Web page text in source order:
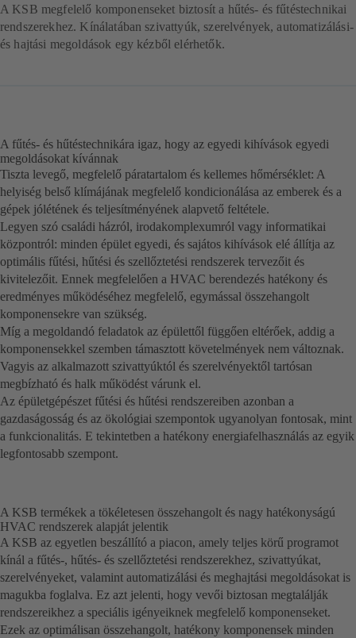
A KSB megfelelő komponenseket biztosít a hűtés- és fűtéstechnikai
rendszerekhez. Kínálatában szivattyúk, szerelvények, automatizálási-
és hajtási megoldások egy kézből elérhetők.
A fűtés- és hűtéstechnikára igaz, hogy az egyedi kihívások egyedi
megoldásokat kívánnak
Tiszta levegő, megfelelő páratartalom és kellemes hőmérséklet: A
helyiség belső klímájának megfelelő kondicionálása az emberek és a
gépek jólétének és teljesítményének alapvető feltétele.
Legyen szó családi házról, irodakomplexumról vagy informatikai
központról: minden épület egyedi, és sajátos kihívások elé állítja az
optimális fűtési, hűtési és szellőztetési rendszerek tervezőit és
kivitelezőit. Ennek megfelelően a HVAC berendezés hatékony és
eredményes működéséhez megfelelő, egymással összehangolt
komponensekre van szükség.
Míg a megoldandó feladatok az épülettől függően eltérőek, addig a
komponensekkel szemben támasztott követelmények nem változnak.
Vagyis az alkalmazott szivattyúktól és szerelvényektől tartósan
megbízható és halk működést várunk el.
Az épületgépészet fűtési és hűtési rendszereiben azonban a
gazdaságosság és az ökológiai szempontok ugyanolyan fontosak, mint
a funkcionalitás. E tekintetben a hatékony energiafelhasználás az egyik
legfontosabb szempont.
A KSB termékek a tökéletesen összehangolt és nagy hatékonyságú
HVAC rendszerek alapját jelentik
A KSB az egyetlen beszállító a piacon, amely teljes körű programot
kínál a fűtés-, hűtés- és szellőztetési rendszerekhez, szivattyúkat,
szerelvényeket, valamint automatizálási és meghajtási megoldásokat is
magukba foglalva. Ez azt jelenti, hogy vevői biztosan megtalálják
rendszereikhez a speciális igényeiknek megfelelő komponenseket.
Ezek az optimálisan összehangolt, hatékony komponensek minden